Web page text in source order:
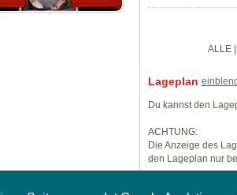
ALLE|
Lageplan
Du kannst den
ACHTUNG:
Die Anzeige des
den Lageplan nur